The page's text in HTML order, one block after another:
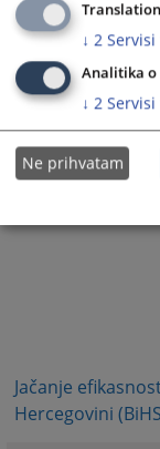
Jačanje
Hercegovini
get
the
keyboard
shortcuts
changing
Translation
↓ 2
Analitika o
↓ 2
Ne prihvatam